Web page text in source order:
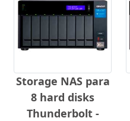
Storage NAS para
8 hard disks
Thunderbolt -